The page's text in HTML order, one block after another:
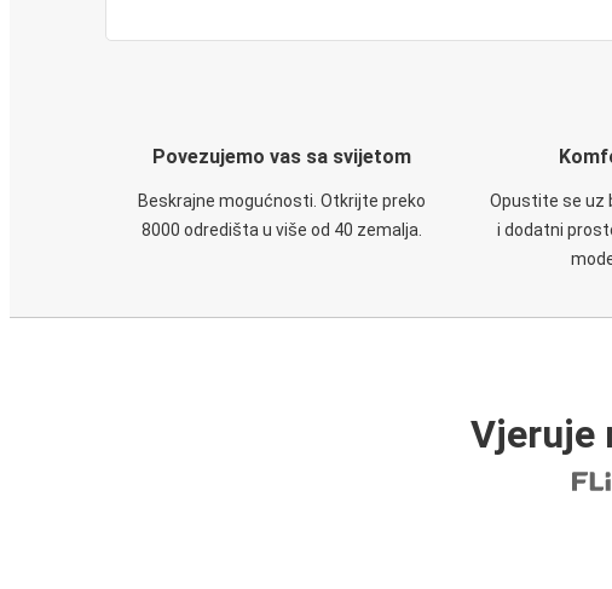
Povezujemo vas sa svijetom
Beskrajne mogućnosti. Otkrijte preko
8000 odredišta u više od 40 zemalja.
Opustite se uz
i dodatni
Vjeruje